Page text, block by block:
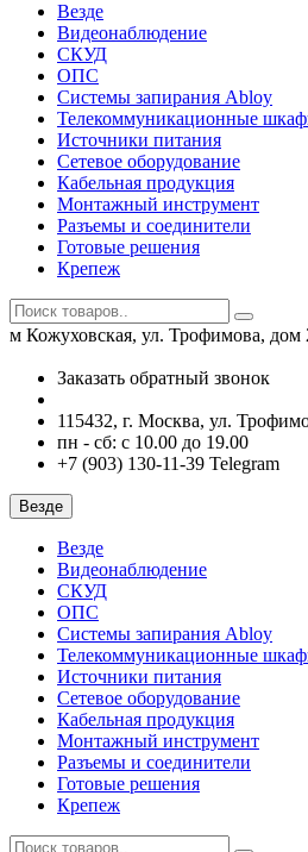
Везде
Видеонаблюдение
СКУД
ОПС
Системы запирания Abloy
Телекоммуникационные
Источники питания
Сетевое оборудование
Кабельная продукция
Монтажный инструмент
Разъемы и соединители
Готовые решения
Крепеж
м Кожуховская, ул. Трофимова, дом
Заказать обратный звонок
115432, г. Москва, ул.
пн - сб: с 10.00 до 19.00
+7 (903) 130-11-39 Telegram
Везде
Везде
Видеонаблюдение
СКУД
ОПС
Системы запирания Abloy
Телекоммуникационные
Источники питания
Сетевое оборудование
Кабельная продукция
Монтажный инструмент
Разъемы и соединители
Готовые решения
Крепеж